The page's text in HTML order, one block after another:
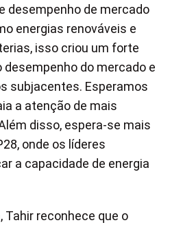
desempenho de mercado
energias renováveis e
isso criou um forte
do mercado e
subjacentes. Esperamos
a atenção de mais
disso, espera-se mais
onde os líderes
a capacidade de energia
Tahir reconhece que o